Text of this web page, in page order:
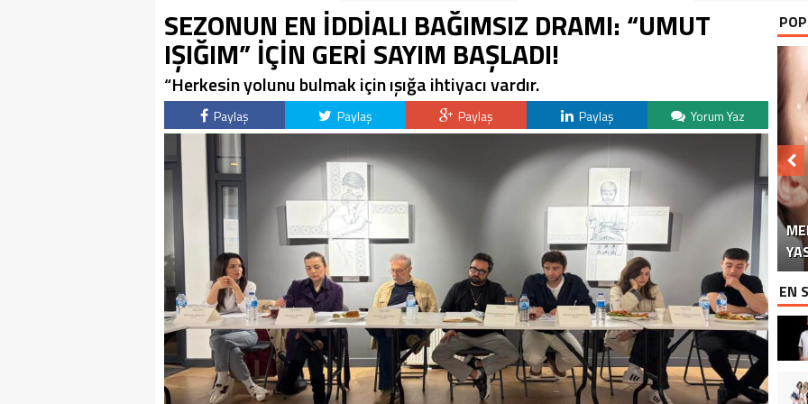
SEZONUN EN İDDİALI BAĞIMSIZ DRAMI: “UMUT
IŞIĞIM” İÇİN GERİ SAYIM BAŞLADI!
“Herkesin yolunu bulmak için ışığa ihtiyacı vardır.
Paylaş Paylaş Paylaş Paylaş Yorum Yaz
EN